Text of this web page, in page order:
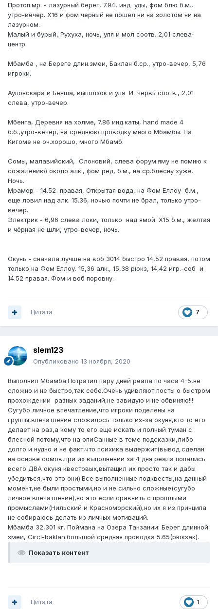
Протоп.мр. - лазурный берег, 7.94, инд уды, фом блю б.м.,
утро-вечер. Х16 и фом черный не пошел ни на золотом ни на
лазурном.
Малый и бурый, Рухуха, ночь, уля и мол соотв. 2,01 слева-
центр.
Мбамба , на Береге длин.змеи, Баклан б.ср., утро-вечер, 5,76
игроки.
Аулонскара и Бенша, выползок и уля И червь соотв., 2,01
слева, утро-вечер.
Мбенга, Деревня на холме, 7.86 инд.каты, hand made 4
б.б.,утро-вечер, на среднюю проводку много Мбамбы. На
Кигоме не оч.хорошо, много Мбамб.
Сомы, малавийский, Слоновий, слева форум.яму не помню к
сожалению) около алк., фом ред, б.м., на ср.блесну хуже.
Ночь.
Мрамор - 14.52 правая, Открытая вода, на Фом Еллоу б.м.,
еще ловил над алк. 15.36, ночью почти не брал, только утро-
вечер.
Электрик - 6,96 слева локи, только над ямой. Х15 б.м., желтая
и чёрная не шли, утро-вечер, ночь.
Окунь - сначала лучше на воб 3014 быстро 14,52 правая, потом
только на Фом Еллоу. 15,36 алк., 15,38 рюкз, 14,42 игр.-соб и
14.52 правая. Фом и воб поровну.
7
Цитата
slem123
Опубликовано 13 ноября, 2020
Выполнил Мбамба.Потратил пару дней реала по часа 4-5,не
сложно и не быстро,так себе.Очень удивляют посты о быстром
прохождении разных заданий,не завидую и не обвиняю!!!
Сугубо личное впечатление,что игроки поделены на
группы,впечатление сложилось только из-за окуня,кто то его
делает на раз,а кому то его еще искать и полный туман с
блесной потому,что на опиСанные в теме подсказки,либо
долго и нудно и не факт,что психика выдержит(вывод сделан
на основе сомов,при их выполнении за 4 дня реала попались
всего ДВА окуня квестовых,вытащил их просто так и дабы
убедиться,что это они).Все выполненные подквесты,на данный
момент,не были простыми,но и не сильно сложные(сугубо
личное впечатление),но это если сравнить с прошлыми
промыслами(Нильский и Красноморский),но их я из принципа
не собираюсь делать из личных мотиваций.
Мбамба 32,301 кг. Поймана на Озера Танзании: Берег длинной
змеи, Circl-baklan.большой средняя проводка 5.65(рюкзак).
Показать контент
1
Цитата